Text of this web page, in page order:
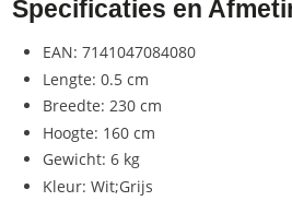
Specificaties en
EAN: 7141047084080
Lengte: 0.5 cm
Breedte: 230 cm
Hoogte: 160 cm
Gewicht: 6 kg
Kleur: Wit;Grijs